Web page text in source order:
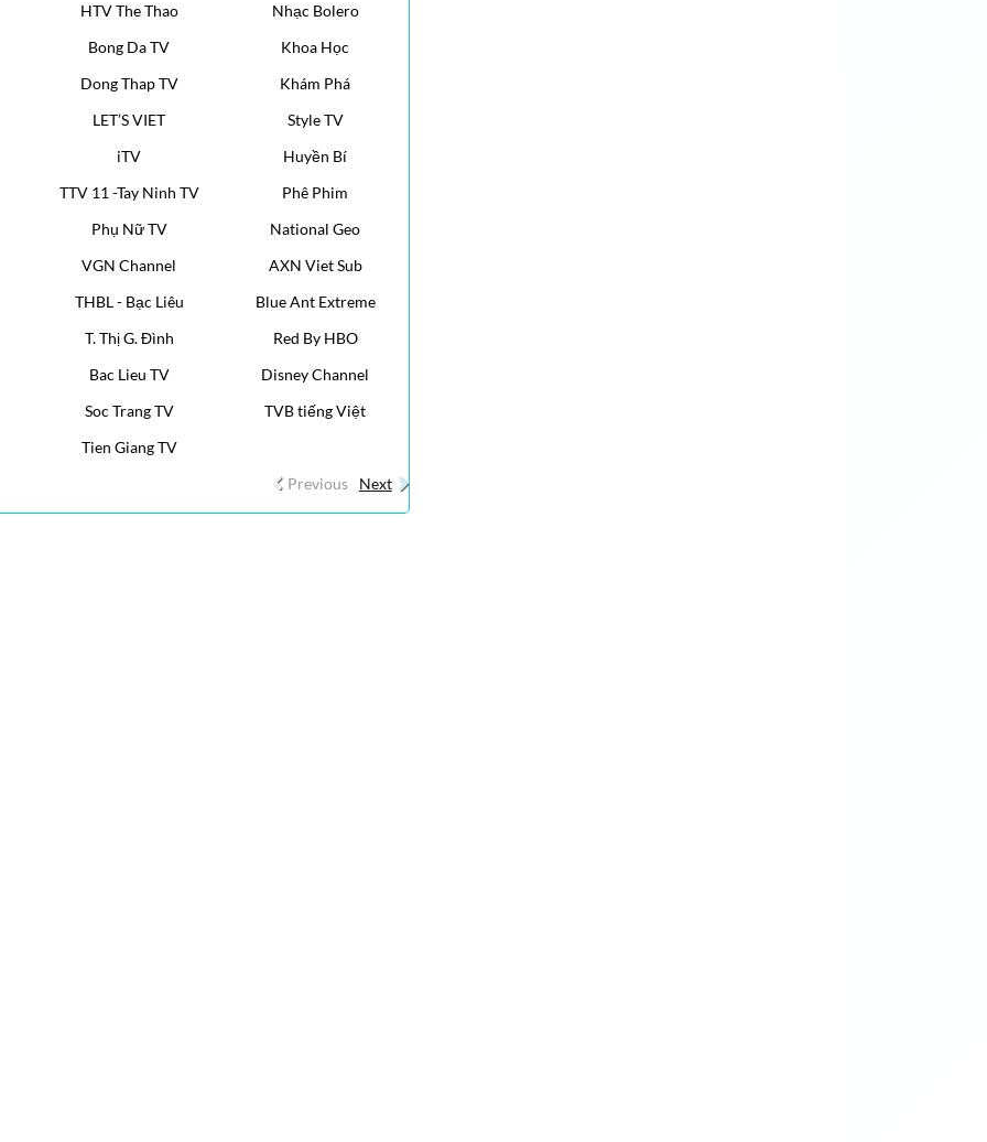
HTV The Thao
Nhạc Bolero
Bong Da TV
Khoa Học
Dong Thap TV
Khám Phá
LET’S VIET
Style TV
iTV
Huyền Bí
TTV 11 -Tay Ninh TV
Phê Phim
Phụ Nữ TV
National Geo
VGN Channel
AXN Viet Sub
THBL - Bạc Liêu
Blue Ant Extreme
T. Thị G. Đình
Red By HBO
Bac Lieu TV
Disney Channel
Soc Trang TV
TVB tiếng Việt
Tien Giang TV
Previous
Next